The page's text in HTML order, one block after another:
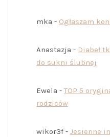
mka - Ogłaszam
Anastazja - Diabeł
do sukni ślubnej
Ewela -TOP 5
rodziców
wikor3f - Jesienne